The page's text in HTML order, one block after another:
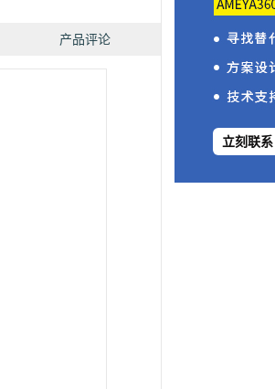
产品评论
立刻联系